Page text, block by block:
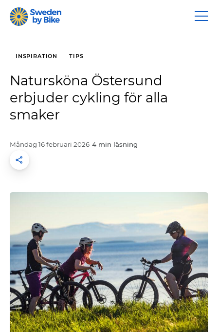
INSPIRATION TIPS
Natursköna Östersund
erbjuder cykling för alla
smaker
måndag 16 februari 2026 4 min läsning
Dela